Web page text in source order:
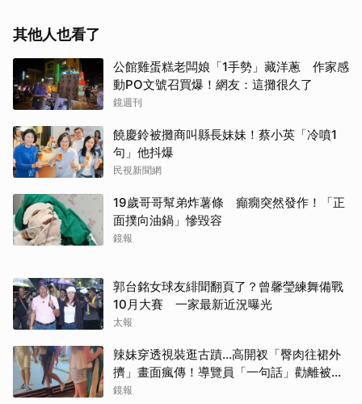
其他人也看了
公館雞蛋糕老闆娘「1手勢」藏洋蔥 作家感
動PO文號召買爆！網友：這攤很久了
鏡週刊
饒慶鈴被攤商叫縣長妹妹！蔡小英「冷噴1
句」他抖爆
民視新聞網
19歲哥哥幫弟炸薯條 癲癇突然發作！「正
面撲向油鍋」慘毀容
鏡報
郭台銘女球友緋聞翻頁了？曾馨瑩練舞備戰
10月大賽 一家最新近況曝光
太報
辣妹穿透視裝逛古蹟…高開衩「臀肉往裙外
擠」畫面瘋傳！導覽員「一句話」勸離被狂
讚
鏡報